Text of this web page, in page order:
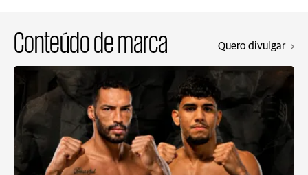
Conteúdo de marca Quero divulgar